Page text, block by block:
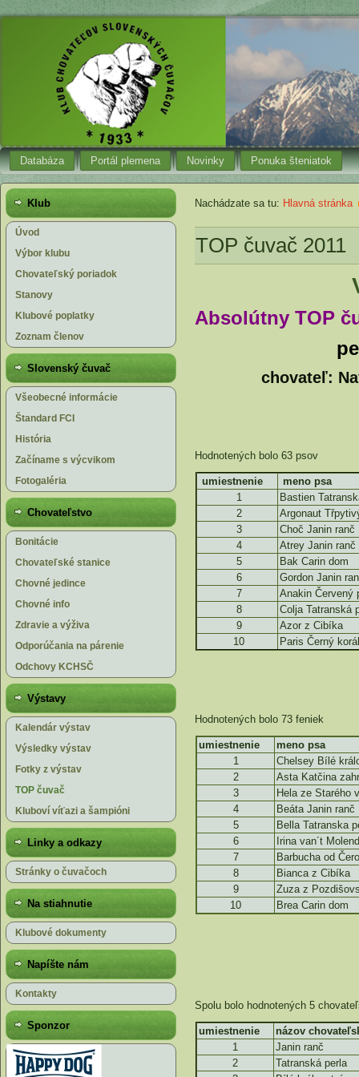
Databáza Portál plemena Novinky Ponuka šteniatok
Klub
Úvod
Výbor klubu
Chovateľský poriadok
Stanovy
Klubové poplatky
Zoznam členov
Slovenský čuvač
Všeobecné informácie
Štandard FCI
História
Začíname s výcvikom
Fotogaléria
Chovateľstvo
Bonitácie
Chovateľské stanice
Chovné jedince
Chovné info
Zdravie a výživa
Odporúčania na párenie
Odchovy KCHSČ
Výstavy
Kalendár výstav
Výsledky výstav
Fotky z výstav
TOP čuvač
Kluboví víťazi a šampióni
Linky a odkazy
Stránky o čuvačoch
Na stiahnutie
Klubové dokumenty
Napíšte nám
Kontakty
Sponzor
Nachádzate sa tu: Hlavná stránka
TOP čuvač 2011
Absolútny TOP
chovateľ:
Hodnotených bolo 63 psov
umiestnenie
meno psa
1
Bastien
2
Argonaut
3
Choč Janin ranč
4
Atrey Janin ranč
5
Bak Carin dom
6
Gordon Janin
7
Anakin Červený
8
Colja Tatranská
9
Azor z Cibíka
10
Paris Černý
Hodnotených bolo 73 feniek
umiestnenie
meno psa
1
Chelsey Bílé
2
Asta Katčina
3
Hela ze Starého
4
Beáta Janin ranč
5
Bella Tatranska
6
Irina van´t
7
Barbucha od
8
Bianca z Cibíka
9
Zuza z
10
Brea Carin dom
Spolu bolo hodnotených 5
umiestnenie
názov
1
Janin ranč
2
Tatranská perla